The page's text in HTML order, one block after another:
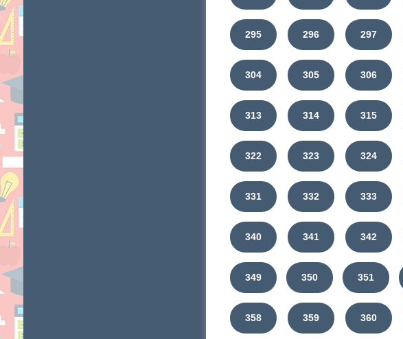
295 296 297
304 305 306
313 314 315
322 323 324
331 332 333
340 341 342
349 350 351
358 359 360